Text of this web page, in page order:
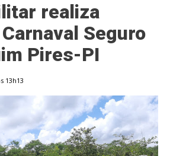
realiza
Seguro
Pires-PI
13h13